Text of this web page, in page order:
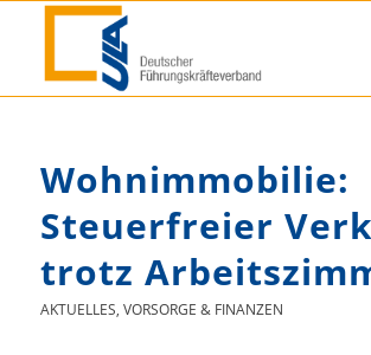
Wohnimmobilie:
Steuerfreier
trotz
AKTUELLES, VORSORGE & FINANZEN